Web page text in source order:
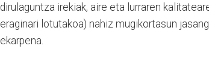
dirulaguntza irekiak, aire eta lurraren
eraginari lotutakoa) nahiz mugikortasun
ekarpena.